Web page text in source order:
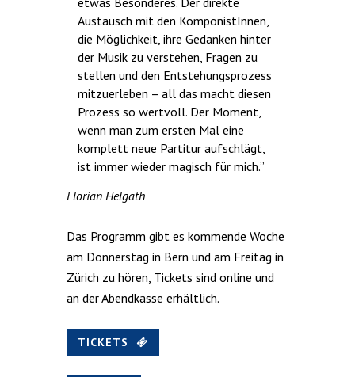
Austausch mit den KomponistInnen,
die Möglichkeit, ihre Gedanken hinter
der Musik zu verstehen, Fragen zu
stellen und den Entstehungsprozess
mitzuerleben – all das macht diesen
Prozess so wertvoll. Der Moment,
wenn man zum ersten Mal eine
komplett neue Partitur aufschlägt,
ist immer wieder magisch für mich.”
Florian Helgath
Das Programm gibt es kommende Woche
am Donnerstag in Bern und am Freitag in
Zürich zu hören, Tickets sind online und
an der Abendkasse erhältlich.
TICKETS